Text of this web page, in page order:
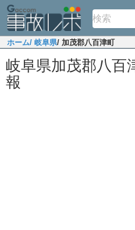
ホーム/ 岐阜県/ 加茂郡八百津町
岐阜県加茂郡八百
報